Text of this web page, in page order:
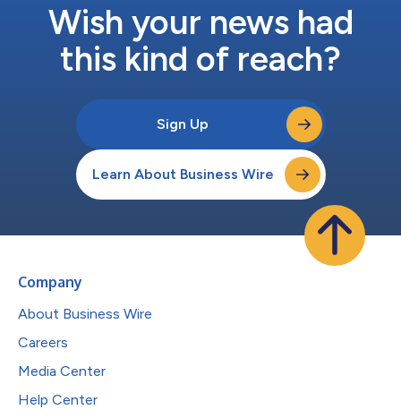
Wish your news had
this kind of reach?
Sign Up
Learn About Business Wire
Company
About Business Wire
Careers
Media Center
Help Center